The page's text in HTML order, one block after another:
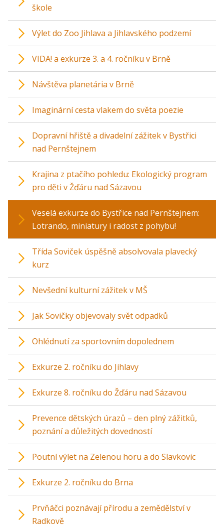
škole
Výlet do Zoo Jihlava a Jihlavského podzemí
VIDA! a exkurze 3. a 4. ročníku v Brně
Návštěva planetária v Brně
Imaginární cesta vlakem do světa poezie
Dopravní hřiště a divadelní zážitek v Bystřici
nad Pernštejnem
Krajina z ptačího pohledu: Ekologický program
pro děti v Žďáru nad Sázavou
Veselá exkurze do Bystřice nad Pernštejnem:
Lotrando, miniatury i radost z pohybu!
Třída Soviček úspěšně absolvovala plavecký
kurz
Nevšední kulturní zážitek v MŠ
Jak Sovičky objevovaly svět odpadků
Ohlédnutí za sportovním dopolednem
Exkurze 2. ročníku do Jihlavy
Exkurze 8. ročníku do Žďáru nad Sázavou
Prevence dětských úrazů – den plný zážitků,
poznání a důležitých dovedností
Poutní výlet na Zelenou horu a do Slavkovic
Exkurze 2. ročníku do Brna
Prvňáčci poznávají přírodu a zemědělství v
Radkově